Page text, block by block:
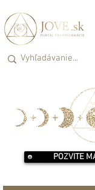
POZVITE